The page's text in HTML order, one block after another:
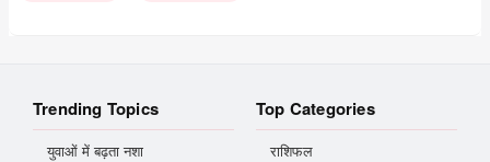
Trending Topics
युवाओं में बढ़ता नशा
Top Categories
राशिफल